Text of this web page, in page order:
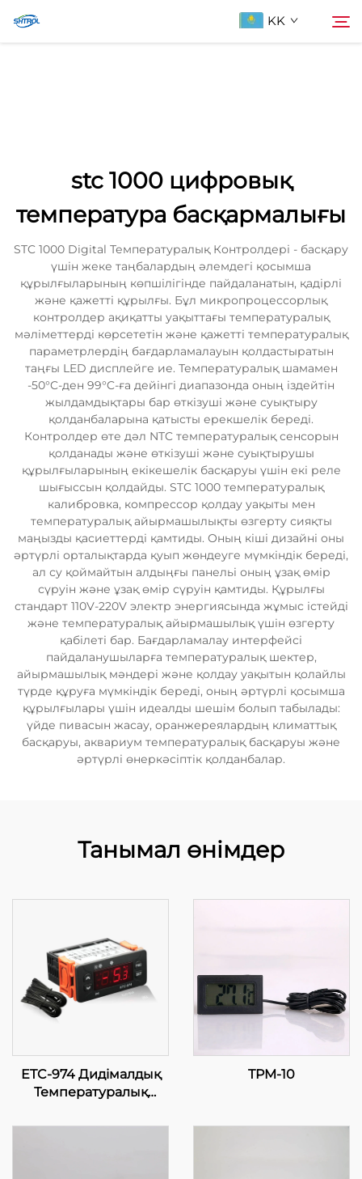
KK
stc 1000 цифровық
температура басқармалығы
STC 1000 Digital Температуралық Контролдері - басқару
үшін жеке таңбалардың әлемдегі қосымша
құрылғыларының көпшілігінде пайдаланатын, қадірлі
және қажетті құрылғы. Бұл микропроцессорлық
контролдер ақиқатты уақыттағы температуралық
мәліметтерді көрсететін және қажетті температуралық
параметрлердің бағдарламалауын қолдастыратын
таңғы LED дисплейге ие. Температуралық шамамен
-50°C-ден 99°C-ға дейінгі диапазонда оның іздейтін
жылдамдықтары бар өткізуші және суықтыру
қолданбаларына қатысты ерекшелік береді.
Контролдер өте дәл NTC температуралық сенсорын
қолданады және өткізуші және суықтырушы
құрылғыларының екікешелік басқаруы үшін екі реле
шығыссын қолдайды. STC 1000 температуралық
калибровка, компрессор қолдау уақыты мен
температуралық айырмашылықты өзгерту сияқты
маңызды қасиеттерді қамтиды. Оның кіші дизайні оны
әртүрлі орталықтарда қуып жөндеуге мүмкіндік береді,
ал су қоймайтын алдыңғы панельі оның ұзақ өмір
сүруін және ұзақ өмір сүруін қамтиды. Құрылғы
стандарт 110V-220V электр энергиясында жұмыс істейді
және температуралық айырмашылық үшін өзгерту
қабілеті бар. Бағдарламалау интерфейсі
пайдаланушыларға температуралық шектер,
айырмашылық мәндері және қолдау уақытын қолайлы
түрде құруға мүмкіндік береді, оның әртүрлі қосымша
құрылғылары үшін идеалды шешім болып табылады:
үйде пивасын жасау, оранжереялардың климаттық
басқаруы, аквариум температуралық басқаруы және
әртүрлі өнеркәсіптік қолданбалар.
Танымал өнімдер
ETC-974 Дидімалдық
Температуралық
Қолданбалар үшін
TPM-10